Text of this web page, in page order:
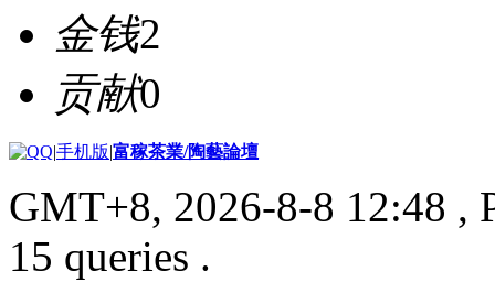
金钱2
贡献0
|手机版|富稼茶業/陶藝論壇
GMT+8, 2026-8-8 12:48 ,
15 queries .